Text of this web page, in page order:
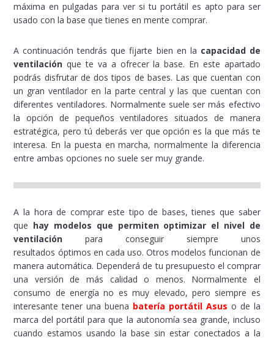
máxima en pulgadas para ver si tu portátil es apto para ser
usado con la base que tienes en mente comprar.
A continuación tendrás que fijarte bien en la capacidad de
ventilación que te va a ofrecer la base. En este apartado
podrás disfrutar de dos tipos de bases. Las que cuentan con
un gran ventilador en la parte central y las que cuentan con
diferentes ventiladores. Normalmente suele ser más efectivo
la opción de pequeños ventiladores situados de manera
estratégica, pero tú deberás ver que opción es la que más te
interesa. En la puesta en marcha, normalmente la diferencia
entre ambas opciones no suele ser muy grande.
A la hora de comprar este tipo de bases, tienes que saber
que hay modelos que permiten optimizar el nivel de
ventilación para conseguir siempre unos
resultados óptimos en cada uso. Otros modelos funcionan de
manera automática. Dependerá de tu presupuesto el comprar
una versión de más calidad o menos. Normalmente el
consumo de energía no es muy elevado, pero siempre es
interesante tener una buena batería portátil Asus o de la
marca del portátil para que la autonomía sea grande, incluso
cuando estamos usando la base sin estar conectados a la